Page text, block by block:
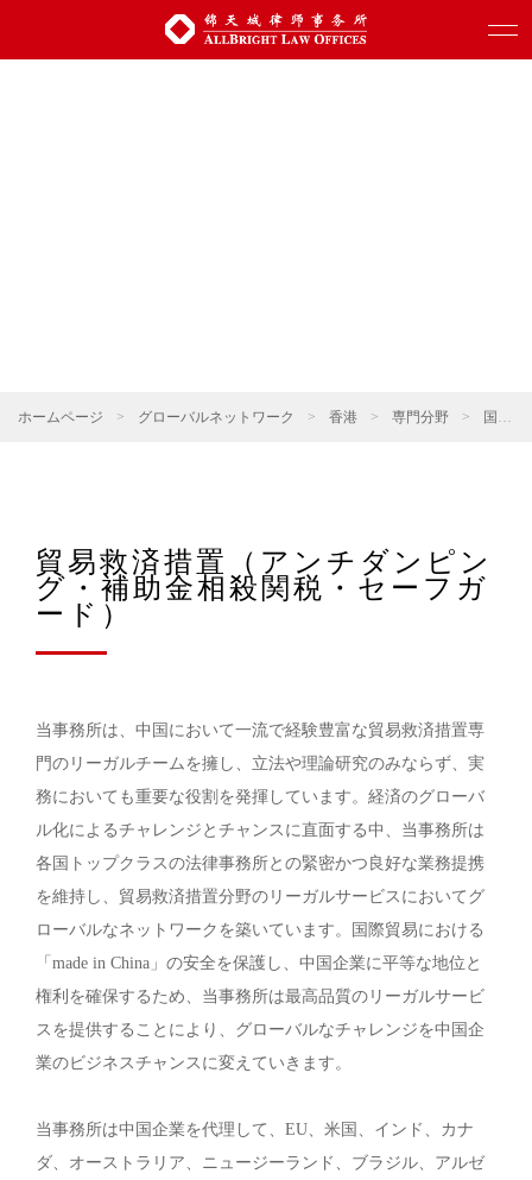
ホームページ > グローバルネットワーク > 香港 > 専門分野 > 国際貿易
貿易救済措置（アンチダンピン
グ・補助金相殺関税・セーフガ
ード）
当事務所は、中国において一流で経験豊富な貿易救済措置専
門のリーガルチームを擁し、立法や理論研究のみならず、実
務においても重要な役割を発揮しています。経済のグローバ
ル化によるチャレンジとチャンスに直面する中、当事務所は
各国トップクラスの法律事務所との緊密かつ良好な業務提携
を維持し、貿易救済措置分野のリーガルサービスにおいてグ
ローバルなネットワークを築いています。国際貿易における
「made in China」の安全を保護し、中国企業に平等な地位と
権利を確保するため、当事務所は最高品質のリーガルサービ
スを提供することにより、グローバルなチャレンジを中国企
業のビジネスチャンスに変えていきます。
当事務所は中国企業を代理して、EU、米国、インド、カナ
ダ、オーストラリア、ニュージーランド、ブラジル、アルゼ